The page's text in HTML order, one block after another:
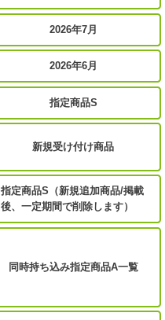
2026年7月
2026年6月
指定商品S
新規受け付け商品
指定商品S（新規追加商品/掲載
後、一定期間で削除します）
同時持ち込み指定商品A一覧